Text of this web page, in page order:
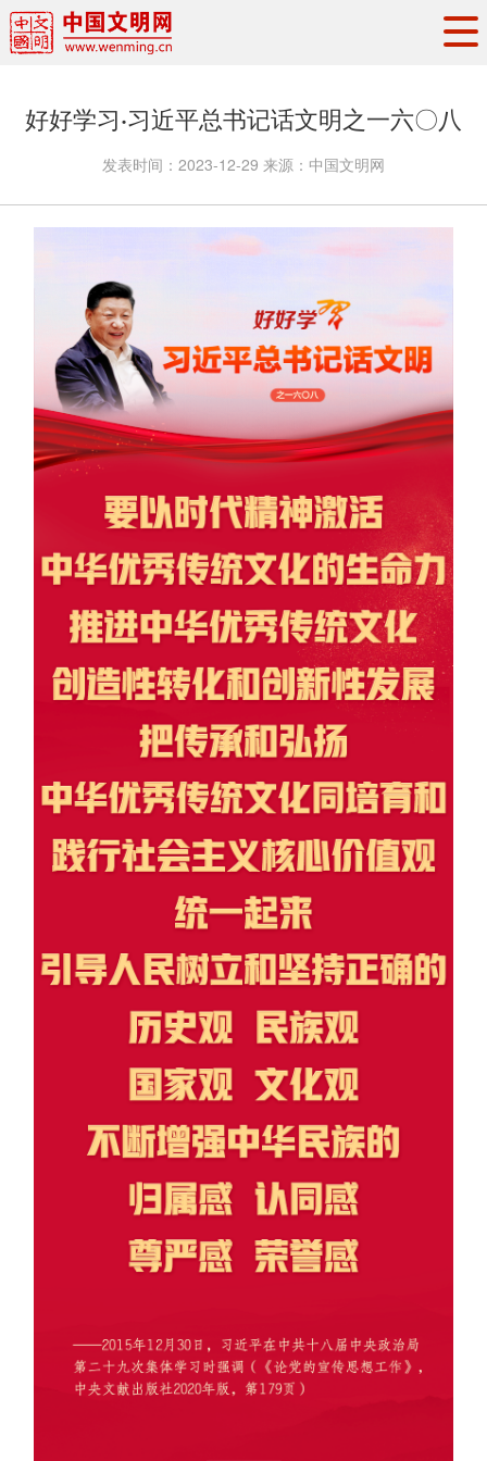
权威发布
资讯联播
地方交流
文明培育
文明实践
文明创建
文明之光
文明影音 文明矩阵
好好学习·习近平总书记话文明之一六〇八
发表时间： 2023-12-29 来源： 中国文明网